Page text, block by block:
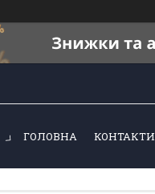
ГОЛОВНА КОНТАКТИ